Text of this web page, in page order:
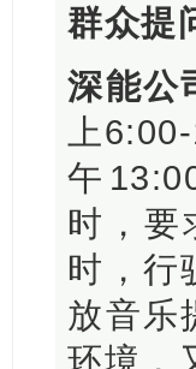
群众提
深能公
上
午
时，要
时，行
放音乐
环境，